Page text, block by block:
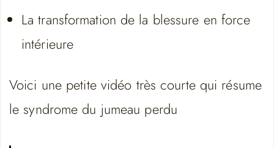
La transformation de la blessure en force
intérieure
Voici une petite vidéo très courte qui résume
le syndrome du jumeau perdu